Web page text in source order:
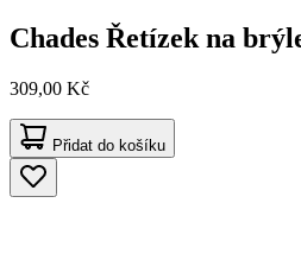
Chades Řetízek na
309,00 Kč
Přidat do košíku